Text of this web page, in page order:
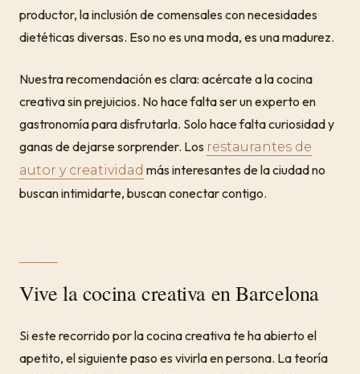
productor, la inclusión de comensales con necesidades
dietéticas diversas. Eso no es una moda, es una madurez.
Nuestra recomendación es clara: acércate a la cocina
creativa sin prejuicios. No hace falta ser un experto en
gastronomía para disfrutarla. Solo hace falta curiosidad y
ganas de dejarse sorprender. Los restaurantes de
autor y creatividad más interesantes de la ciudad no
buscan intimidarte, buscan conectar contigo.
Vive la cocina creativa en Barcelona
Si este recorrido por la cocina creativa te ha abierto el
apetito, el siguiente paso es vivirla en persona. La teoría